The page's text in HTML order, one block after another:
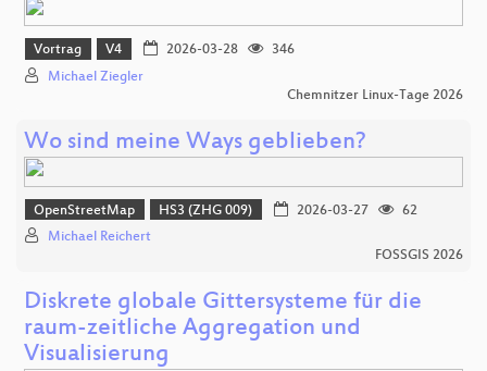
Vortrag V4 2026-03-28
346
Michael Ziegler
Chemnitzer Linux-Tage 2026
Wo sind meine Ways geblieben?
OpenStreetMap HS3 (ZHG 009) 2026-03-27
62
Michael Reichert
FOSSGIS 2026
Diskrete globale Gittersysteme für die
raum-zeitliche Aggregation und
Visualisierung